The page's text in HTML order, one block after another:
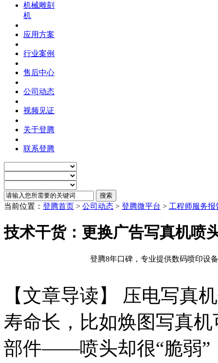
机械雕刻
机
应用方案
行业案例
售后中心
公司动态
视频见证
关于登腾
联系登腾
当前位置： 登腾首页 > 公司动态 > 登腾微平台 > 工程师服务报
技术干货：更换广告写真机喷
登腾8年口碑，专业提供数码喷印设
【文章导读】 压电写真
寿命长，比如焕图写真
部件——喷头却很“脆弱”